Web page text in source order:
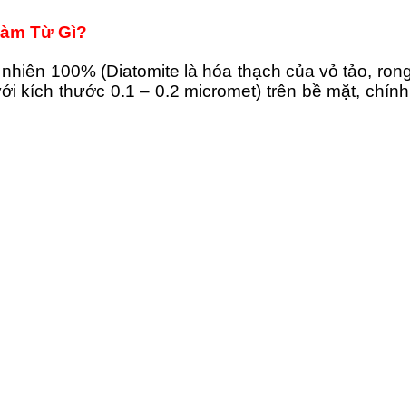
Từ Gì?
100% (Diatomite là hóa thạch của vỏ tảo,
kích thước 0.1 – 0.2 micromet) trên bề mặt,